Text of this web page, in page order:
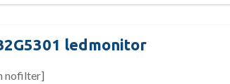
ledmonitor
nofilter]